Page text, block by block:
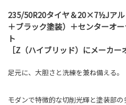
235/50R20タイヤ＆20×7½Jア
＋ブラック塗装）＋センターオ
ト
［Z（ハイブリッド）にメーカー
足元に、大胆さと洗練を兼ね備える。
モダンで特徴的な切削光輝と塗装部の